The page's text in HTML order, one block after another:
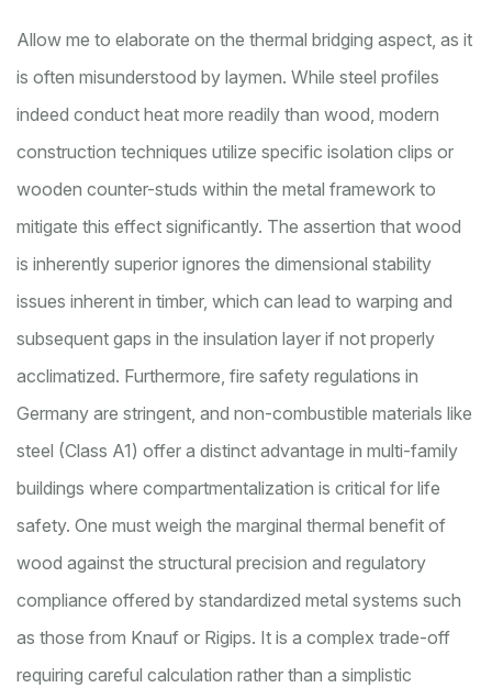
Allow me to elaborate on the thermal bridging aspect, as it
is often misunderstood by laymen. While steel profiles
indeed conduct heat more readily than wood, modern
construction techniques utilize specific isolation clips or
wooden counter-studs within the metal framework to
mitigate this effect significantly. The assertion that wood
is inherently superior ignores the dimensional stability
issues inherent in timber, which can lead to warping and
subsequent gaps in the insulation layer if not properly
acclimatized. Furthermore, fire safety regulations in
Germany are stringent, and non-combustible materials like
steel (Class A1) offer a distinct advantage in multi-family
buildings where compartmentalization is critical for life
safety. One must weigh the marginal thermal benefit of
wood against the structural precision and regulatory
compliance offered by standardized metal systems such
as those from Knauf or Rigips. It is a complex trade-off
requiring careful calculation rather than a simplistic